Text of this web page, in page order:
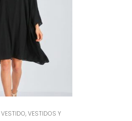
VESTIDO,VESTIDOS Y